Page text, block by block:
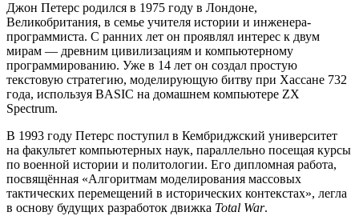
Джон Петерс родился в 1975 году в Лондоне,
Великобритания, в семье учителя истории и инженера-
программиста. С ранних лет он проявлял интерес к двум
мирам — древним цивилизациям и компьютерному
программированию. Уже в 14 лет он создал простую
текстовую стратегию, моделирующую битву при Хассане 732
года, используя BASIC на домашнем компьютере ZX
Spectrum.
В 1993 году Петерс поступил в Кембриджский университет
на факультет компьютерных наук, параллельно посещая курсы
по военной истории и политологии. Его дипломная работа,
посвящённая «Алгоритмам моделирования массовых
тактических перемещений в исторических контекстах», легла
в основу будущих разработок движка Total War.